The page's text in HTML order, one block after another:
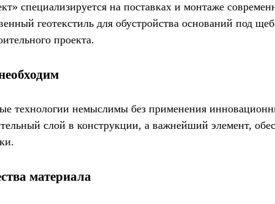
специализируется на поставках и монтаже
геотекстиль для обустройства оснований под
проекта.
технологии немыслимы без применения
слой в конструкции, а важнейший элемент,
материала